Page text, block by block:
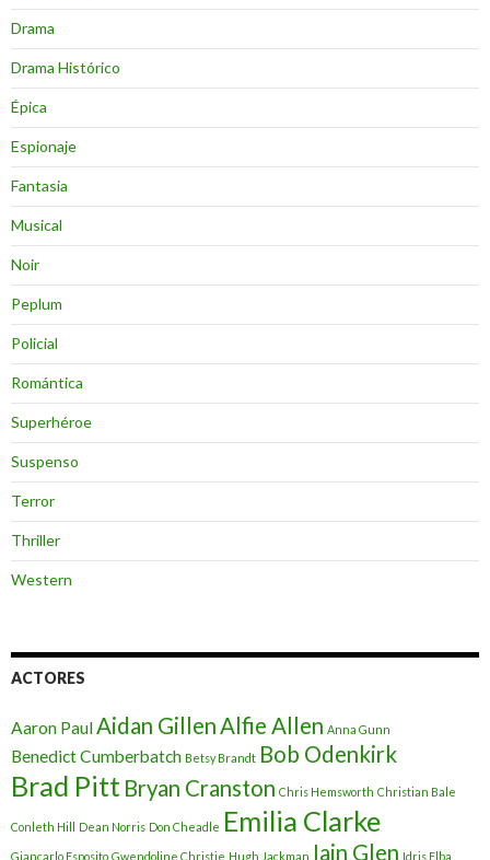
Drama
Drama Histórico
Épica
Espionaje
Fantasia
Musical
Noir
Peplum
Policial
Romántica
Superhéroe
Suspenso
Terror
Thriller
Western
ACTORES
Aaron PaulAidan GillenAlfie Allen Anna Gunn
Benedict Cumberbatch Betsy Brandt Bob Odenkirk
Brad Pitt Bryan Cranston Chris Hemsworth Christian Bale
Conleth Hill Dean Norris Don Cheadle Emilia Clarke
Giancarlo Esposito Gwendoline Christie Hugh Jackman Iain Glen Idris Elba